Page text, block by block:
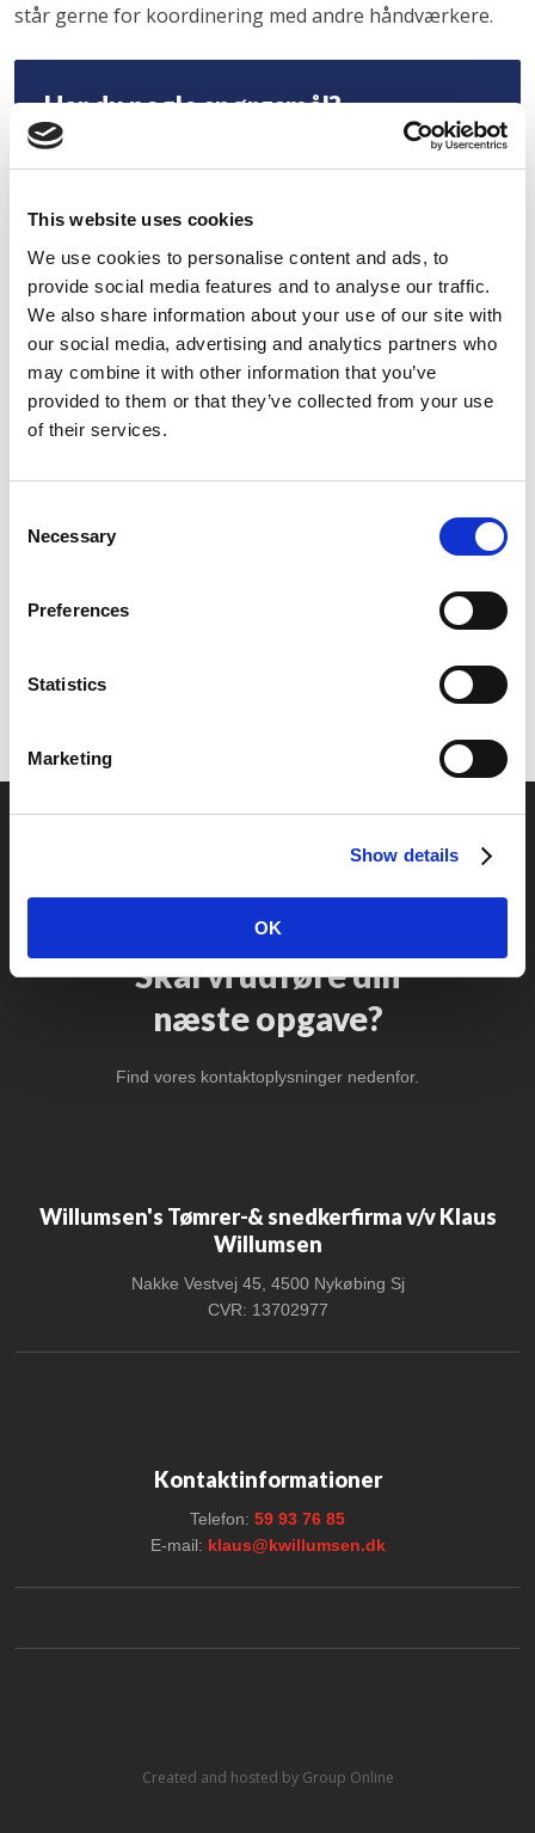
This website uses cookies
We use cookies to personalise content and ads, to
provide social media features and to analyse our traffic.
We also share information about your use of our site with
our social media, advertising and analytics partners who
may combine it with other information that you’ve
provided to them or that they’ve collected from your use
of their services.
Selection
Necessary
Preferences
Statistics
Marketing
Show details
OK
står gerne for koordinering med andre håndværkere.
Har du nogle spørgsmål?
kontakte os via kontaktformularen her.
​Beskriv kort hvad det drejer sig om, og så vender vi
hurtigst muligt tilbage.
Skal vi udføre din
​næste opgave?​
Find vores kontaktoplysninger nedenfor.
Willumsen's Tømrer-& snedkerfirma v/v Klaus
Willumsen
Nakke Vestvej 45, 4500 Nykøbing Sj
CVR: 13702977
Kontaktinformationer
Telefon: 59 93 76 85
E-mail: klaus@kwillumsen.dk
Created and hosted by Group Online